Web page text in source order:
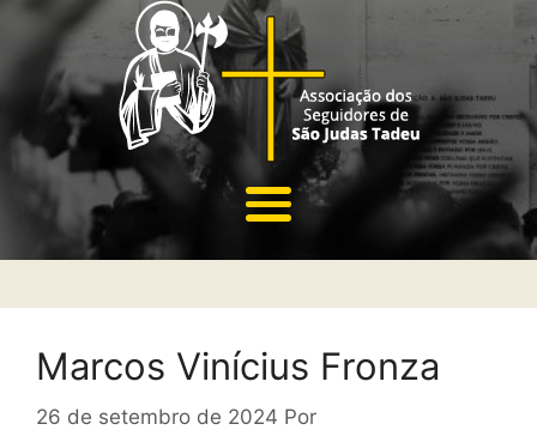
Marcos Vinícius Fronza
26 de setembro de 2024 Por